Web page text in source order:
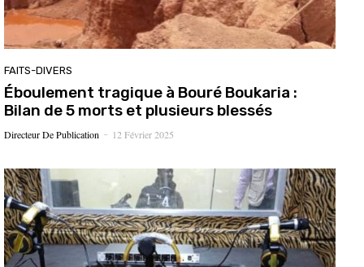
FAITS-DIVERS
Éboulement tragique à Bouré Boukaria :
Bilan de 5 morts et plusieurs blessés
Directeur De Publication - 12 Février 2025